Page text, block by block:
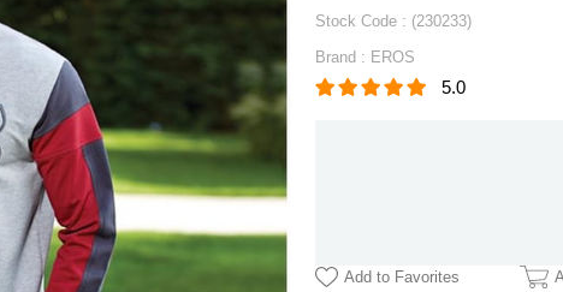
Stock Code
(230233)
Brand : EROS
5.0
Add to Favorites